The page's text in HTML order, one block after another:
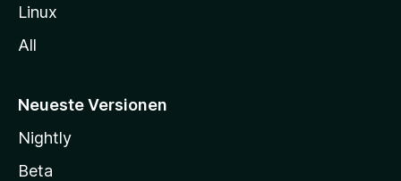
Linux
All
Neueste Versionen
Nightly
Beta